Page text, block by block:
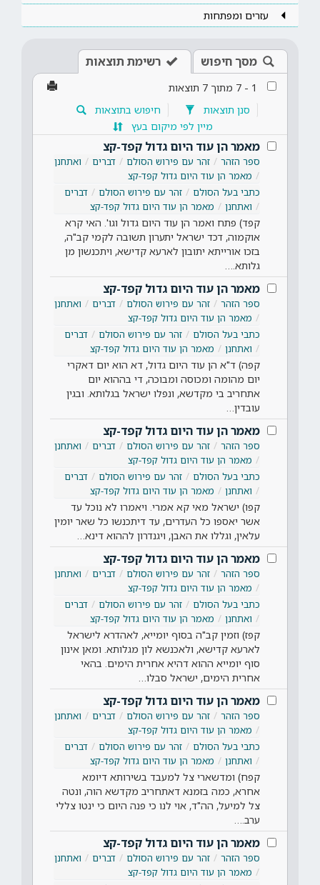
עזרים ומפתחות
מסך חיפוש רשימת תוצאות
1
-
7 מתוך 7 תוצאות
סנן תוצאות
חיפוש בתוצאות
מיין לפי מיקום בעץ
מאמר הן עוד היום גדול קפד-קצ
ספר הזהר זהר עם פירוש הסולם דברים
ואתחנן
מאמר הן עוד היום גדול קפד-קצ
כתבי בעל הסולם
זהר עם פירוש הסולם
דברים
ואתחנן
מאמר הן עוד היום גדול קפד-קצ
קפד) פתח ואמר הן עוד היום גדול וגו'. האי קרא
אוקמוה, דכד ישראל יתערון תשובה לקמי קב"ה,
בזכו אורייתא יתובון לארעא קדישא, ויתכנשון מן
גלותא.…
מאמר הן עוד היום גדול קפד-קצ
ספר הזהר זהר עם פירוש הסולם דברים
ואתחנן
מאמר הן עוד היום גדול קפד-קצ
כתבי בעל הסולם
זהר עם פירוש הסולם
דברים
ואתחנן
מאמר הן עוד היום גדול קפד-קצ
קפה) ד"א הן עוד היום גדול, דא הוא יום דאקרי
יום מהומה ומכוסה ומבוכה, די בההוא יום
אתחריב בי מקדשא, ונפלו ישראל בגלותא. ובגין
עובדין…
מאמר הן עוד היום גדול קפד-קצ
ספר הזהר זהר עם פירוש הסולם דברים
ואתחנן
מאמר הן עוד היום גדול קפד-קצ
כתבי בעל הסולם
זהר עם פירוש הסולם
דברים
ואתחנן
מאמר הן עוד היום גדול קפד-קצ
קפו) ישראל מאי קא אמרי. ויאמרו לא נוכל עד
אשר יאספו כל העדרים, עד דיתכנשו כל שאר יומין
עלאין, וגללו את האבן, ויגנדרון לההוא דינא…
מאמר הן עוד היום גדול קפד-קצ
ספר הזהר זהר עם פירוש הסולם דברים
ואתחנן
מאמר הן עוד היום גדול קפד-קצ
כתבי בעל הסולם
זהר עם פירוש הסולם
דברים
ואתחנן
מאמר הן עוד היום גדול קפד-קצ
קפז) וזמין קב"ה בסוף יומייא, לאהדרא לישראל
לארעא קדישא, ולאכנשא לון מגלותא. ומאן אינון
סוף יומייא ההוא דהיא אחרית הימים. בהאי
אחרית הימים, ישראל סבלו…
מאמר הן עוד היום גדול קפד-קצ
ספר הזהר זהר עם פירוש הסולם דברים
ואתחנן
מאמר הן עוד היום גדול קפד-קצ
כתבי בעל הסולם
זהר עם פירוש הסולם
דברים
ואתחנן
מאמר הן עוד היום גדול קפד-קצ
קפח) ומדשארי צל למעבד בשירותא דיומא
אחרא, כמה בזמנא דאתחריב מקדשא הוה, ונטה
צל למיעל, הה"ד, אוי לנו כי פנה היום כי ינטו צללי
ערב.…
מאמר הן עוד היום גדול קפד-קצ
ספר הזהר זהר עם פירוש הסולם דברים
ואתחנן
מאמר הן עוד היום גדול קפד-קצ